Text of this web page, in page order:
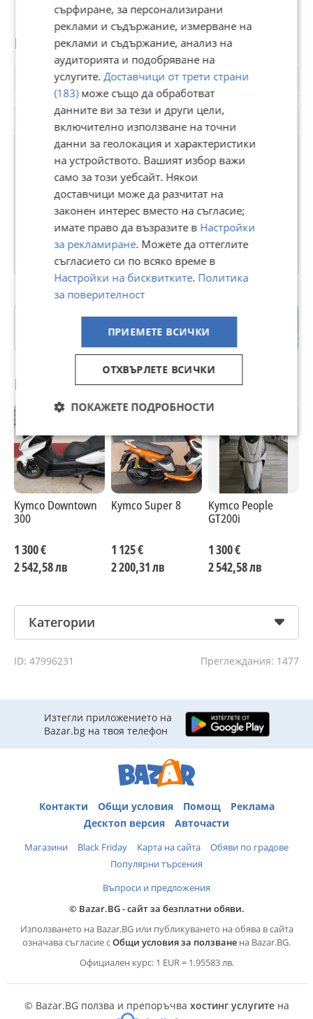
Потребител
MotoSaund Ltd
Последно активен 07 юли в 18:00 ч.
13 Обяви
гр. Несебър
Препоръчани за теб
Kymco Downtown
300
1 300 €
2 542,58 лв
Kymco Super 8
1 125 €
2 200,31 лв
Kymco People
GT200i
1 300 €
2 542,58 лв
Категории
ID: 47996231 Преглеждания: 1477
Изтегли приложението на
Bazar.bg на твоя телефон
Контакти Общи условия Помощ
Реклама
Десктоп версия
Авточасти
Магазини Black Friday Карта на сайта
Обяви по градове
Популярни търсения
Въпроси и предложения
© Bazar.BG - сайт за безплатни обяви.
Използването на Bazar.BG или публикуването на обява в сайта
означава съгласие сОбщи условия за ползване на Bazar.BG.
Официален курс: 1 EUR = 1.95583 лв.
© Bazar.BG ползва и препоръчва хостинг услугитена
сърфиране, за персонализирани
реклами и съдържание, измерване на
реклами и съдържание, анализ на
аудиторията и подобряване на
услугите.Доставчици от трети страни
(183)може също да обработват
данните ви за тези и други цели,
включително използване на точни
данни за геолокация и характеристики
на устройството. Вашият избор важи
само за този уебсайт. Някои
доставчици може да разчитат на
законен интерес вместо на съгласие;
имате право да възразите в Настройки
за рекламиране. Можете да оттеглите
съгласието си по всяко време в
Настройки на бисквитките. Политика
за поверителност
ПРИЕМЕТЕ ВСИЧКИ
ОТХВЪРЛЕТЕ ВСИЧКИ
ПОКАЖЕТЕ ПОДРОБНОСТИ